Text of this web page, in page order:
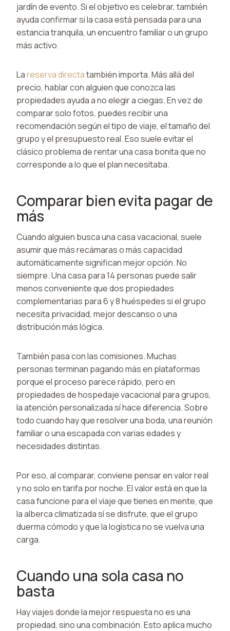
jardín de evento. Si el objetivo es celebrar, también
ayuda confirmar si la casa está pensada para una
estancia tranquila, un encuentro familiar o un grupo
más activo.
Lareserva directatambién importa. Más allá del
precio, hablar con alguien que conozca las
propiedades ayuda a no elegir a ciegas. En vez de
comparar solo fotos, puedes recibir una
recomendación según el tipo de viaje, el tamaño del
grupo y el presupuesto real. Eso suele evitar el
clásico problema de rentar una casa bonita que no
corresponde a lo que el plan necesitaba.
Comparar bien evita pagar de
más
Cuando alguien busca una casa vacacional, suele
asumir que más recámaras o más capacidad
automáticamente significan mejor opción. No
siempre. Una casa para 14 personas puede salir
menos conveniente que dos propiedades
complementarias para 6 y 8 huéspedes si el grupo
necesita privacidad, mejor descanso o una
distribución más lógica.
También pasa con las comisiones. Muchas
personas terminan pagando más en plataformas
porque el proceso parece rápido, pero en
propiedades de hospedaje vacacional para grupos,
la atención personalizada sí hace diferencia. Sobre
todo cuando hay que resolver una boda, una reunión
familiar o una escapada con varias edades y
necesidades distintas.
Por eso, al comparar, conviene pensar en valor real
y no solo en tarifa por noche. El valor está en que la
casa funcione para el viaje que tienes en mente, que
la alberca climatizada sí se disfrute, que el grupo
duerma cómodo y que la logística no se vuelva una
carga.
Cuando una sola casa no
basta
Hay viajes donde la mejor respuesta no es una
propiedad, sino una combinación. Esto aplica mucho